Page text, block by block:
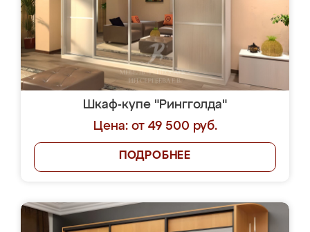
Шкаф-купе "Рингголда"
Цена: от 49 500 руб.
ПОДРОБНЕЕ